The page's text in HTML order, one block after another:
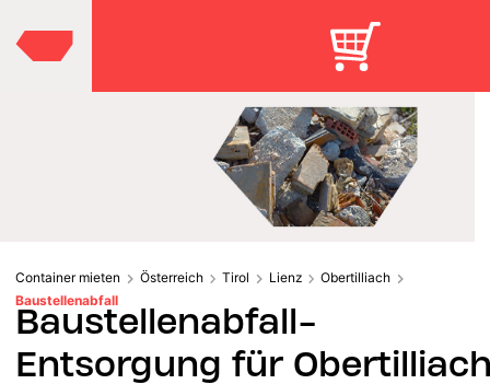
Container mieten Österreich Tirol Lienz
Obertilliach
Baustellenabfall
Baustellenabfall-
Entsorgung für